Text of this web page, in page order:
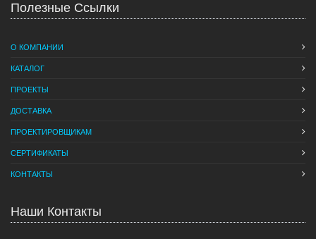
Полезные Ссылки
О КОМПАНИИ
КАТАЛОГ
ПРОЕКТЫ
ДОСТАВКА
ПРОЕКТИРОВЩИКАМ
СЕРТИФИКАТЫ
КОНТАКТЫ
Наши Контакты